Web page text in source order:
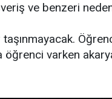
ve benzeri
varken